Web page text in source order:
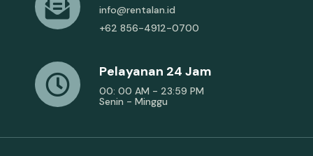
info@rentalan.id
+62 856-4912-0700
Pelayanan 24 Jam
00: 00 AM - 23:59 PM
Senin - Minggu